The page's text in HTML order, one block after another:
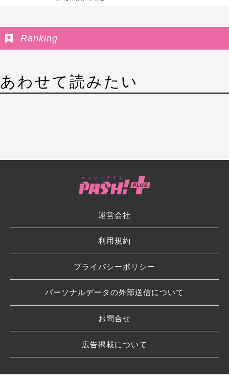
Ranking
あわせて読みたい
運営会社
利用規約
プライバシーポリシー
パーソナルデータの外部送信について
お問合せ
広告掲載について